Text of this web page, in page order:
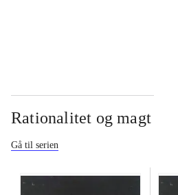
Rationalitet og magt
Gå til serien